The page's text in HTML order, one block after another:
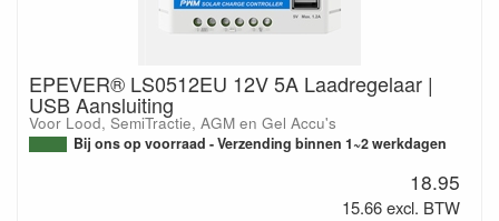
EPEVER® LS0512EU 12V 5A Laadregelaar |
USB Aansluiting
Voor Lood, SemiTractie, AGM en Gel Accu's
Bij ons op voorraad - Verzending binnen 1~2 werkdagen
18.95
15.66 excl. BTW